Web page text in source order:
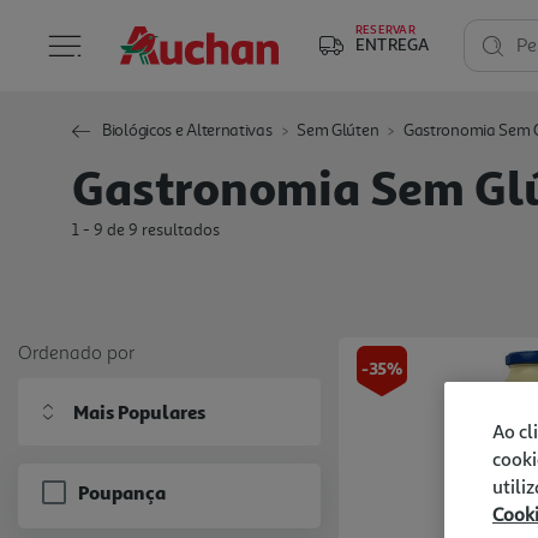
RESERVAR
ENTREGA
Biológicos e Alternativas Sem Glúten Gastronomia Sem
Gastronomia Sem
1 - 9 de 9 resultados
Ordenado por
Mais Populares
Poupança
-35%
Ao